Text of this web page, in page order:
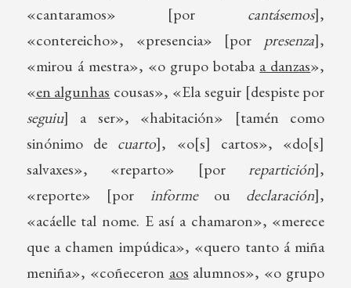
«cantaramos» [por cantásemos],
«contereicho», «presencia» [por presenza],
«mirou á mestra», «o grupo botaba a danzas»,
«en algunhas cousas», «Ela seguir [despiste por
seguiu] a ser», «habitación» [tamén como
sinónimo de cuarto], «o[s] cartos», «do[s]
salvaxes», «reparto» [porrepartición],
«reporte» [por informeou declaración],
«acáelle tal nome. E así a chamaron», «merece
que a chamen impúdica», «quero tanto á miña
meniña», «coñeceron aos alumnos», «o grupo